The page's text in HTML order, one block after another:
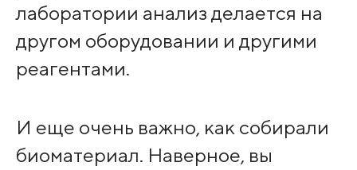
лаборатории анализ делается на
другом оборудовании и другими
реагентами.
И еще очень важно, как собирали
биоматериал. Наверное, вы